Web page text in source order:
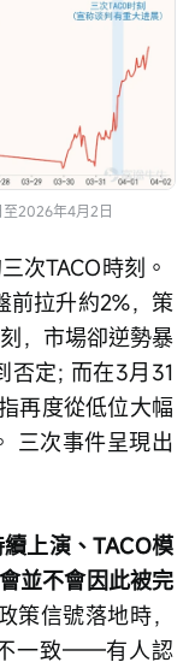
2026年4月2日
次TACO時刻。
前拉升約2%，策
，市場卻逆勢暴
否定; 而在3月31
再度從低位大幅
三次事件呈現出
上演、TACO模
並不會因此被完
策信號落地時，
一致——有人認